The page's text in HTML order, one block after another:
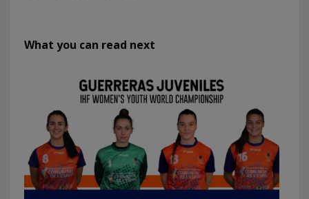
What you can read next